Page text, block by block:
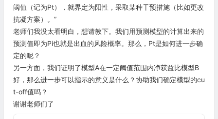
阈值（记为Pt），就界定为阳性，采取某种干预措施（比如更改
抗凝方案）。”
老师们我没太看明白，想请教下。我们用预测模型的计算出来的
预测值即为Pi也就是出血的风险概率。那么，Pt是如何进一步确
定的呢？
另一方面，我们证明了模型A在一定阈值范围内净获益比模型B
好，那么进一步可以指示的意义是什么？协助我们确定模型的cu
t-off值吗？
谢谢老师们了